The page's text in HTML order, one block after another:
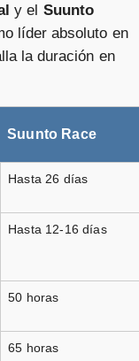
Canyon
Canyon
30 días
y el Suunto
líder absoluto en
la duración en
Suunto Race
Hasta 26 días
Hasta 12-16 días
50 horas
65 horas